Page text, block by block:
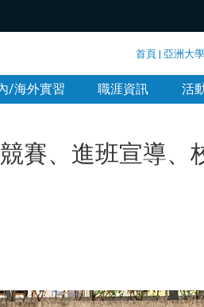
首頁 | 亞洲大學
/海外實習 職涯資訊 活
賽、進班宣導、